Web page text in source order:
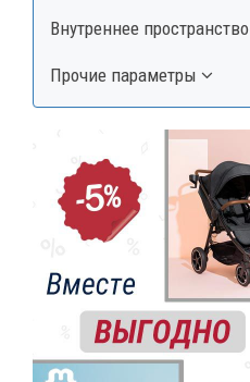
Внутреннее пространство
Прочие параметры